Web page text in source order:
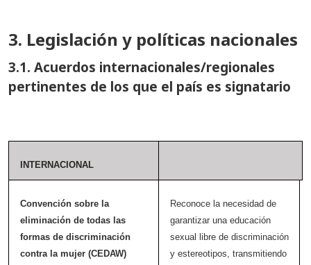
3. Legislación y políticas nacionales
3.1. Acuerdos internacionales/regionales
pertinentes de los que el país es signatario
INTERNACIONAL
Convención sobre la
eliminación de todas las
formas de discriminación
contra la mujer (CEDAW)
Reconoce la necesidad de
garantizar una educación
sexual libre de discriminación
y estereotipos, transmitiendo